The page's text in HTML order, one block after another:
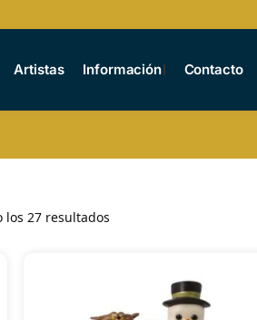
Artistas Información Contacto
los 27 resultados